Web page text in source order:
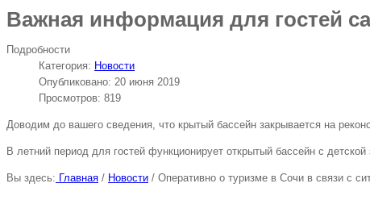
Важная информация для гостей
Подробности
Категория: Новости
Опубликовано: 20 июня 2019
Просмотров: 819
Доводим до вашего сведения, что крытый бассейн закрывается на
В летний период для гостей функционирует открытый бассейн с
Вы здесь: Главная / Новости / Оперативно о туризме в Сочи в связи с